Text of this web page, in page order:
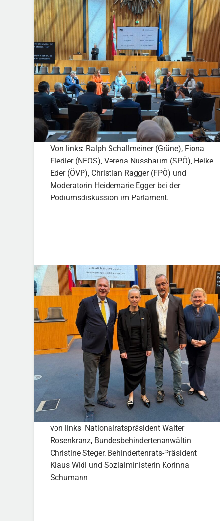
Von links: Ralph Schallmeiner (Grüne), Fiona
Fiedler (NEOS), Verena Nussbaum (SPÖ), Heike
Eder (ÖVP), Christian Ragger (FPÖ) und
Moderatorin Heidemarie Egger bei der
Podiumsdiskussion im Parlament.
von links: Nationalratspräsident Walter
Rosenkranz, Bundesbehindertenanwältin
Christine Steger, Behindertenrats-Präsident
Klaus Widl und Sozialministerin Korinna
Schumann